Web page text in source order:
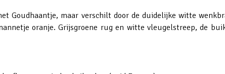
Goudhaantje, maar verschilt door de duidelijke witte
oranje. Grijsgroene rug en witte vleugelstreep, de